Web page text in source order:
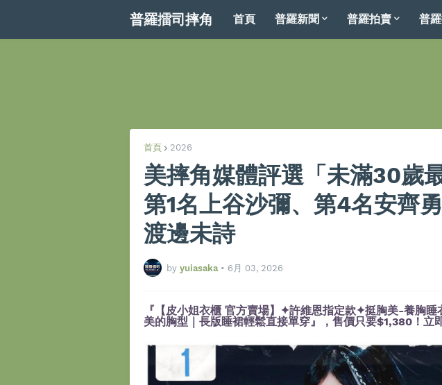
普羅擂司摔角 首頁 普羅新聞 普羅拍賣 普
首頁 2026
美摔角媒體評選「未滿30歲
第1名上谷沙彌、第4名安齊
渡邊未詩
by yuiasaka • 6月 03, 2026
『【皮小姐衣櫃 官方賣場】✦許維恩指定款✦挺胸美-養胸
美的胸型｜長版睡裙輕鬆直接單穿』，售價只要$1,380！立